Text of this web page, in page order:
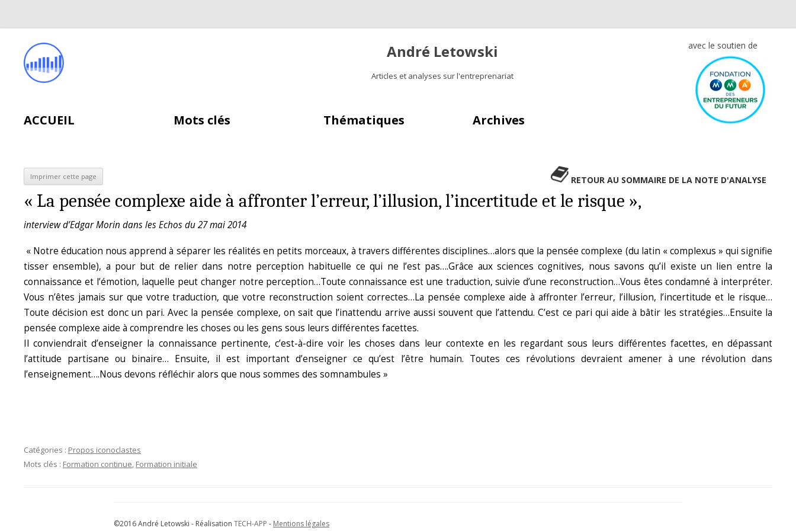
André Letowski
Articles et analyses sur l'entreprenariat
avec le soutien de
ACCUEIL Mots clés Thématiques Archives
RETOUR AU SOMMAIRE DE LA NOTE D'ANALYSE
« La pensée complexe aide à affronter l’erreur, l’illusion, l’incertitude et le risque »,
interview d’Edgar Morin dans les Echos du 27 mai 2014
« Notre éducation nous apprend à séparer les réalités en petits morceaux, à travers différentes disciplines…alors que la pensée complexe (du latin « complexus » qui signifie
tisser ensemble), a pour but de relier dans notre perception habituelle ce qui ne l’est pas….Grâce aux sciences cognitives, nous savons qu’il existe un lien entre la
connaissance et l’émotion, laquelle peut changer notre perception…Toute connaissance est une traduction, suivie d’une reconstruction…Vous êtes condamné à interpréter.
Vous n’êtes jamais sur que votre traduction, que votre reconstruction soient correctes…La pensée complexe aide à affronter l’erreur, l’illusion, l’incertitude et le risque…
Toute décision est donc un pari. Avec la pensée complexe, on sait que l’inattendu arrive aussi souvent que l’attendu. C’est ce pari qui aide à bâtir les stratégies…Ensuite la
pensée complexe aide à comprendre les choses ou les gens sous leurs différentes facettes.
Il conviendrait d’enseigner la connaissance pertinente, c’est-à-dire voir les choses dans leur contexte en les regardant sous leurs différentes facettes, en dépassant
l’attitude partisane ou binaire… Ensuite, il est important d’enseigner ce qu’est l’être humain. Toutes ces révolutions devraient amener à une révolution dans
l’enseignement….Nous devons réfléchir alors que nous sommes des somnambules »
Catégories : Propos iconoclastes
Mots clés : Formation continue, Formation initiale
©2016 André Letowski - Réalisation TECH-APP - Mentions légales